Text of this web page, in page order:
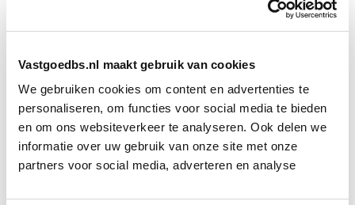
Vastgoedbs.nl maakt gebruik van cookies
We gebruiken cookies om content en advertenties te
personaliseren, om functies voor social media te bieden
en om ons websiteverkeer te analyseren. Ook delen we
informatie over uw gebruik van onze site met onze
partners voor social media, adverteren en analyse
Boeiend verhaal? Duik dan eens
in deze opleidingen:
Business Case voor Vastgoed- &
Projectontwikkeling
Start do
10 sep
Verduurzaming Vastgoed en
Start di 8